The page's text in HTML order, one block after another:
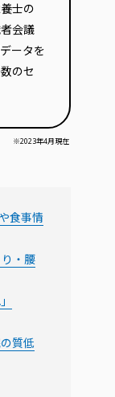
士の
会議
ータを
のセ
※2023年4月現在
食事情
・腰
質低